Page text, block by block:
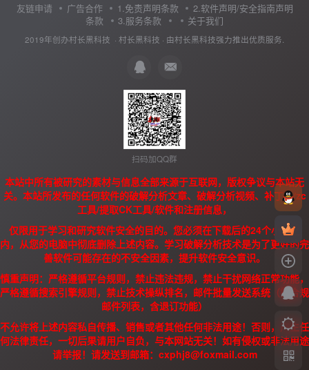
友链申请 广告合作 1.免责声明条款
2.软件声明/安全指南声明
条款
3.服务条款 关于我们
2019年创办村长黑科技 · 村长黑科技 · 由村长黑科技强力推出优质服务.
扫码加QQ群
本站中所有被研究的素材与信息全部来源于互联网，版权争议与本站无
关。本站所发布的任何软件的破解分析文章、破解分析视频、补丁、/zc
工具/提取CK工具/软件和注册信息，
仅限用于学习和研究软件安全的目的。您必须在下载后的24个小时之
内，从您的电脑中彻底删除上述内容。学习破解分析技术是为了更好的完
善软件可能存在的不安全因素，提升软件安全意识。
慎重声明：严格遵循平台规则，禁止违法违规，禁止干扰网络正常功能，
严格遵循搜索引擎规则，禁止技术操纵排名，邮件批量发送系统（需合规
邮件列表，含退订功能）
不允许将上述内容私自传播、销售或者其他任何非法用途！否则，产生任
何法律责任，一切后果请用户自负，与本网站无关！如有侵权或非法用途
请举报！请发送到邮箱：cxphj8@foxmail.com